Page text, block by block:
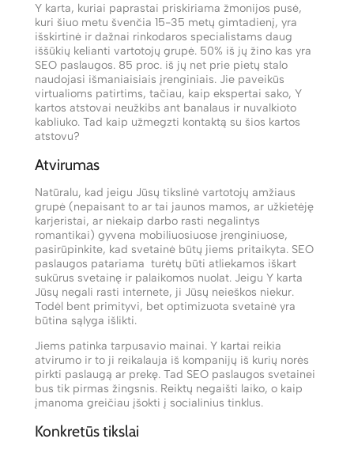
Y karta, kuriai paprastai priskiriama žmonijos pusė,
kuri šiuo metu švenčia 15-35 metų gimtadienį, yra
išskirtinė ir dažnai rinkodaros specialistams daug
iššūkių kelianti vartotojų grupė. 50% iš jų žino kas yra
SEO paslaugos. 85 proc. iš jų net prie pietų stalo
naudojasi išmaniaisiais įrenginiais. Jie paveikūs
virtualioms patirtims, tačiau, kaip ekspertai sako, Y
kartos atstovai neužkibs ant banalaus ir nuvalkioto
kabliuko. Tad kaip užmegzti kontaktą su šios kartos
atstovu?
Atvirumas
Natūralu, kad jeigu Jūsų tikslinė vartotojų amžiaus
grupė (nepaisant to ar tai jaunos mamos, ar užkietėję
karjeristai, ar niekaip darbo rasti negalintys
romantikai) gyvena mobiliuosiuose įrenginiuose,
pasirūpinkite, kad svetainė būtų jiems pritaikyta. SEO
paslaugos patariama turėtų būti atliekamos iškart
sukūrus svetainę ir palaikomos nuolat. Jeigu Y karta
Jūsų negali rasti internete, ji Jūsų neieškos niekur.
Todėl bent primityvi, bet optimizuota svetainė yra
būtina sąlyga išlikti.
Jiems patinka tarpusavio mainai. Y kartai reikia
atvirumo ir to ji reikalauja iš kompanijų iš kurių norės
pirkti paslaugą ar prekę. Tad SEO paslaugos svetainei
bus tik pirmas žingsnis. Reiktų negaišti laiko, o kaip
įmanoma greičiau įšokti į socialinius tinklus.
Konkretūs tikslai